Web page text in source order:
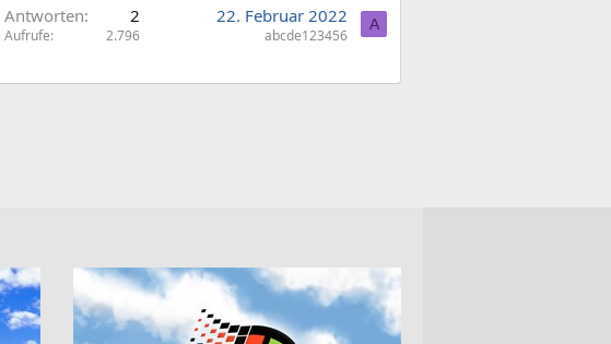
Antworten 2
Aufrufe 2.796
22. Februar 2022
abcde123456
A